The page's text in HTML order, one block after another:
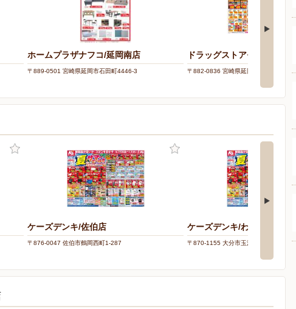
ホームプラザナフコ/延岡南店
〒889-0501 宮崎県延岡市石田町4446-3
ドラッグストアモリ/恒富店
〒882-0836 宮崎県延岡市恒富町4-101
ケーズデンキ/佐伯店
〒876-0047 佐伯市鶴岡西町1-287
ケーズデンキ/わさだタウン店
〒870-1155 大分市玉沢755-1